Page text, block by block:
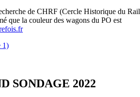
de CHRF (Cercle Historique du Rail
que la couleur des wagons du PO est
1)
SONDAGE 2022